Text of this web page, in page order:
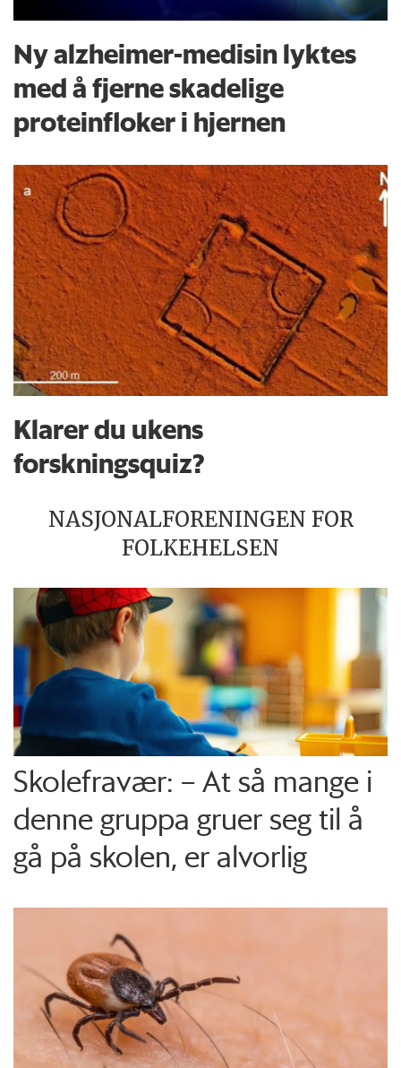
Ny alzheimer-medisin lyktes
med å fjerne skadelige
proteinfloker i hjernen
Klarer du ukens
forskningsquiz?
NASJONALFORENINGEN FOR
FOLKEHELSEN
Skolefravær: – At så mange i
denne gruppa gruer seg til å
gå på skolen, er alvorlig